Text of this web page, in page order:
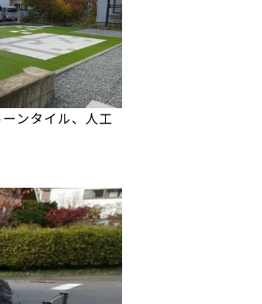
ンタイル、人工